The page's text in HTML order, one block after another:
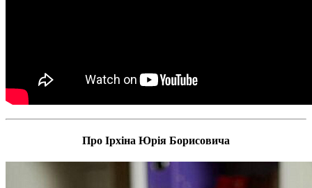
Про Ірхіна Юрія Борисовича